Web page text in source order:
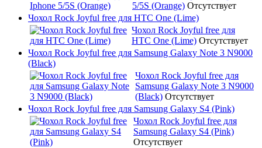
5/5S (Orange) Отсутствует
Чохол Rock Joyful free для HTC One (Lime)
Чохол Rock Joyful free для
HTC One (Lime) Отсутствует
Чохол Rock Joyful free для Samsung Galaxy Note 3 N9000
(Black)
Чохол Rock Joyful free для
Samsung Galaxy Note 3 N9000
(Black) Отсутствует
Чохол Rock Joyful free для Samsung Galaxy S4 (Pink)
Чохол Rock Joyful free для
Samsung Galaxy S4 (Pink)
Отсутствует